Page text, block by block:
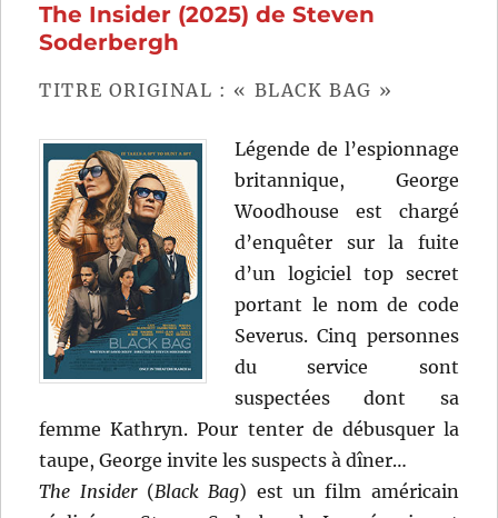
The Insider (2025) de Steven
Soderbergh
TITRE ORIGINAL : « BLACK BAG »
Légende de l’espionnage
britannique, George
Woodhouse est chargé
d’enquêter sur la fuite
d’un logiciel top secret
portant le nom de code
Severus. Cinq personnes
du service sont
suspectées dont sa
femme Kathryn. Pour tenter de débusquer la
taupe, George invite les suspects à dîner…
The Insider(Black Bag) est un film américain